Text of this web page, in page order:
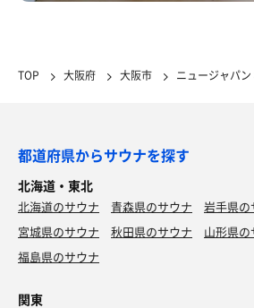
TOP 大阪府 大阪市 ニュージャパ
都道府県からサウナを探す
北海道・東北
北海道のサウナ 青森県のサウナ
岩手県の
宮城県のサウナ
秋田県のサウナ
山形県の
福島県のサウナ
関東